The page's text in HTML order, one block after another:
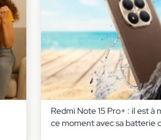
Redmi Note 15 Pro+ : il est à
ce moment avec sa batterie